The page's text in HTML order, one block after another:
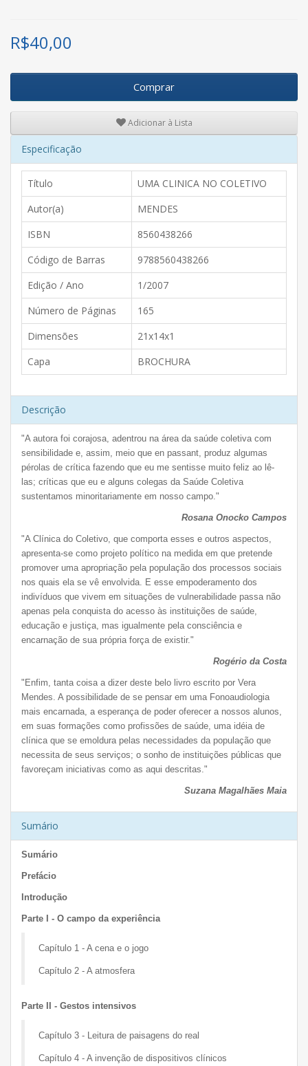
R$40,00
Comprar
Adicionar à Lista
Especificação
Título
UMA CLINICA NO COLETIVO
Autor(a)
MENDES
ISBN
8560438266
Código de Barras
9788560438266
Edição / Ano
1/2007
Número de Páginas
165
Dimensões
21x14x1
Capa
BROCHURA
Descrição
"A autora foi corajosa, adentrou na área da saúde coletiva com
sensibilidade e, assim, meio que en passant, produz algumas
pérolas de crítica fazendo que eu me sentisse muito feliz ao lê-
las; críticas que eu e alguns colegas da Saúde Coletiva
sustentamos minoritariamente em nosso campo."
Rosana Onocko Campos
"A Clínica do Coletivo, que comporta esses e outros aspectos,
apresenta-se como projeto político na medida em que pretende
promover uma apropriação pela população dos processos sociais
nos quais ela se vê envolvida. E esse empoderamento dos
indivíduos que vivem em situações de vulnerabilidade passa não
apenas pela conquista do acesso às instituições de saúde,
educação e justiça, mas igualmente pela consciência e
encarnação de sua própria força de existir."
Rogério da Costa
"Enfim, tanta coisa a dizer deste belo livro escrito por Vera
Mendes. A possibilidade de se pensar em uma Fonoaudiologia
mais encarnada, a esperança de poder oferecer a nossos alunos,
em suas formações como profissões de saúde, uma idéia de
clínica que se emoldura pelas necessidades da população que
necessita de seus serviços; o sonho de instituições públicas que
favoreçam iniciativas como as aqui descritas."
Suzana Magalhães Maia
Sumário
Sumário
Prefácio
Introdução
Parte I - O campo da experiência
Capítulo 1 - A cena e o jogo
Capítulo 2 - A atmosfera
Parte II - Gestos intensivos
Capítulo 3 - Leitura de paisagens do real
Capítulo 4 - A invenção de dispositivos clínicos